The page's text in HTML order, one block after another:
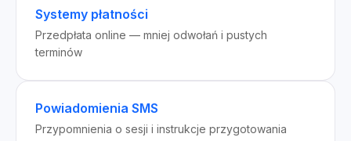
Systemy płatności
Przedpłata online — mniej odwołań i pustych
terminów
Powiadomienia SMS
Przypomnienia o sesji i instrukcje przygotowania